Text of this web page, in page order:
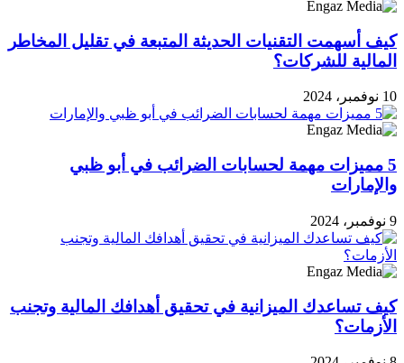
كيف أسهمت التقنيات الحديثة المتبعة في تقليل المخاطر
المالية للشركات؟
10 نوفمبر، 2024
5 مميزات مهمة لحسابات الضرائب في أبو ظبي
والإمارات
9 نوفمبر، 2024
كيف تساعدك الميزانية في تحقيق أهدافك المالية وتجنب
الأزمات؟